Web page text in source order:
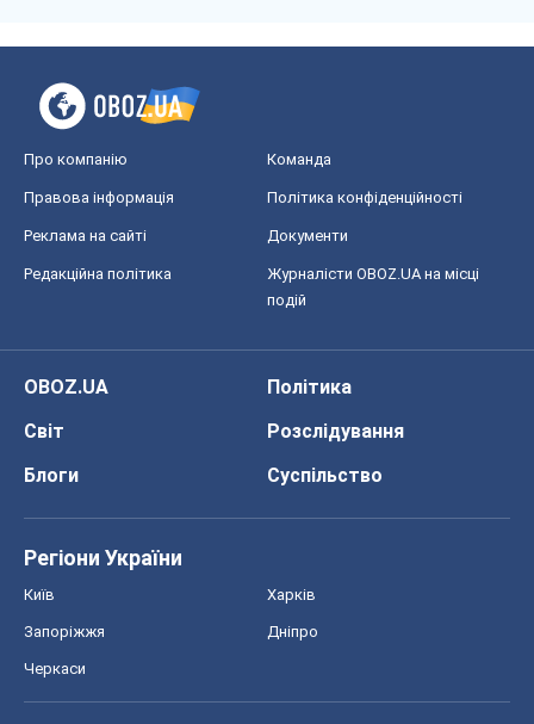
Про компанію Команда
Правова інформація Політика конфіденційності
Реклама на сайті Документи
Редакційна політика
Журналісти OBOZ.UA на місці
подій
OBOZ.UA
Політика
Світ
Розслідування
Блоги
Суспільство
Регіони України
Київ Харків
Запоріжжя Дніпро
Черкаси